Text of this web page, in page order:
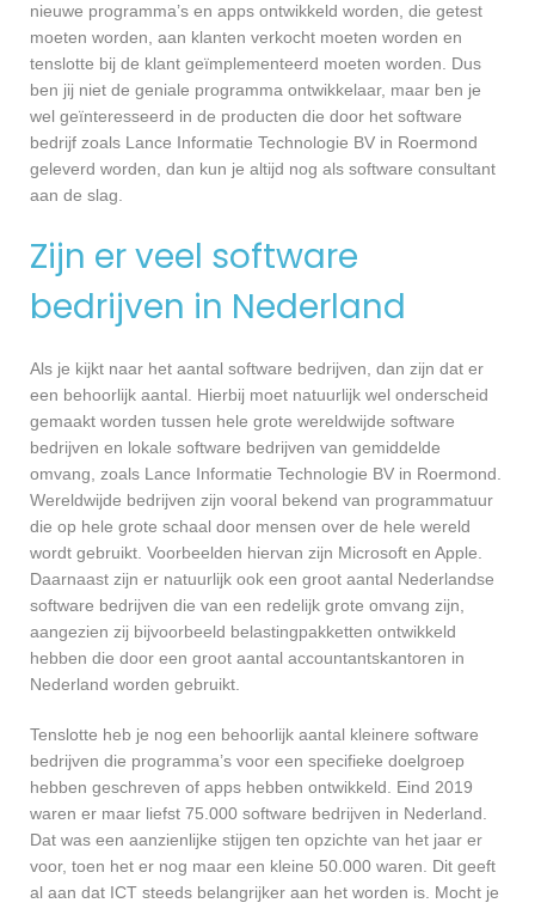
nieuwe programma’s en apps ontwikkeld worden, die getest
moeten worden, aan klanten verkocht moeten worden en
tenslotte bij de klant geïmplementeerd moeten worden. Dus
ben jij niet de geniale programma ontwikkelaar, maar ben je
wel geïnteresseerd in de producten die door het software
bedrijf zoals Lance Informatie Technologie BV in Roermond
geleverd worden, dan kun je altijd nog als software consultant
aan de slag.
Zijn er veel software
bedrijven in Nederland
Als je kijkt naar het aantal software bedrijven, dan zijn dat er
een behoorlijk aantal. Hierbij moet natuurlijk wel onderscheid
gemaakt worden tussen hele grote wereldwijde software
bedrijven en lokale software bedrijven van gemiddelde
omvang, zoals Lance Informatie Technologie BV in Roermond.
Wereldwijde bedrijven zijn vooral bekend van programmatuur
die op hele grote schaal door mensen over de hele wereld
wordt gebruikt. Voorbeelden hiervan zijn Microsoft en Apple.
Daarnaast zijn er natuurlijk ook een groot aantal Nederlandse
software bedrijven die van een redelijk grote omvang zijn,
aangezien zij bijvoorbeeld belastingpakketten ontwikkeld
hebben die door een groot aantal accountantskantoren in
Nederland worden gebruikt.
Tenslotte heb je nog een behoorlijk aantal kleinere software
bedrijven die programma’s voor een specifieke doelgroep
hebben geschreven of apps hebben ontwikkeld. Eind 2019
waren er maar liefst 75.000 software bedrijven in Nederland.
Dat was een aanzienlijke stijgen ten opzichte van het jaar er
voor, toen het er nog maar een kleine 50.000 waren. Dit geeft
al aan dat ICT steeds belangrijker aan het worden is. Mocht je